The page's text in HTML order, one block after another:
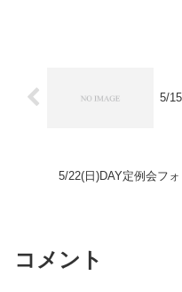
5/
5/22(日)DAY定例会フ
コメント